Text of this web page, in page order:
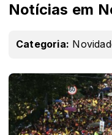
Notícias em
Categoria: